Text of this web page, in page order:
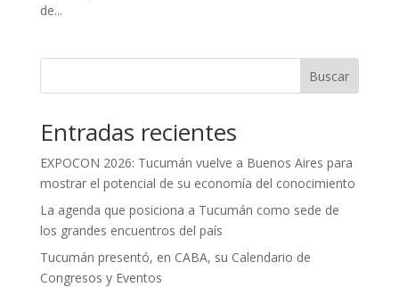
de...
Buscar
Entradas recientes
EXPOCON 2026: Tucumán vuelve a Buenos Aires para
mostrar el potencial de su economía del conocimiento
La agenda que posiciona a Tucumán como sede de
los grandes encuentros del país
Tucumán presentó, en CABA, su Calendario de
Congresos y Eventos